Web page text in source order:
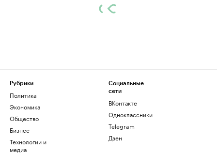
Рубрики
Политика
Экономика
Общество
Бизнес
Технологии и
медиа
Социальные
сети
ВКонтакте
Одноклассники
Telegram
Дзен